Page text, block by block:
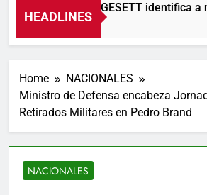
HEADLINES
Agente de la DIGESETT identifica a
5 Horas Ago
Home
NACIONALES
Ministro de Defensa encabeza
Retirados Militares en Pedro Brand
NACIONALES